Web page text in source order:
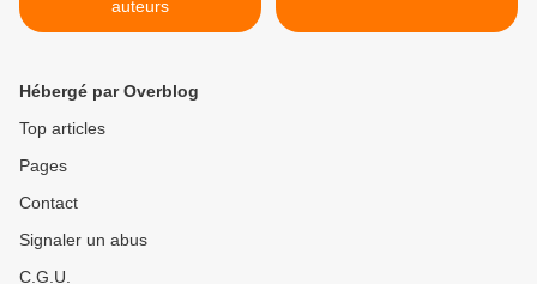
auteurs
Hébergé par Overblog
Top articles
Pages
Contact
Signaler un abus
C.G.U.